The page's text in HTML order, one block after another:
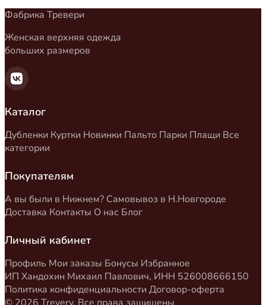
Фабрика Тревери
Женская верхняя одежда
больших размеров
Каталог
Дубленки Куртки Новинки Пальто Парки Плащи Все
категории
Покупателям
А вы были в Нижнем? Самовывоз в Н.Новгороде
Доставка Контакты О нас Блог
Личный кабинет
Профиль Мои заказы Бонусы Избранное
ИП Хандохин Михаил Павлович, ИНН 526008666150
Политика конфиденциальности Договор-оферта